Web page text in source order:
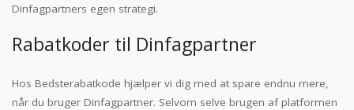
Dinfagpartners egen strategi.
Rabatkoder til Dinfagpartner
Hos Bedsterabatkode hjælper vi dig med at spare endnu mere,
når du bruger Dinfagpartner. Selvom selve brugen af platformen